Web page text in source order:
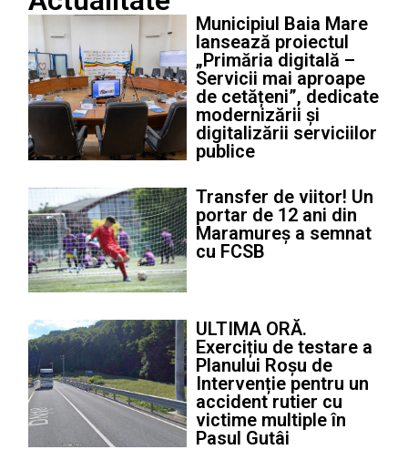
Municipiul Baia Mare
lansează proiectul
„Primăria digitală –
Servicii mai aproape
de cetățeni”, dedicate
modernizării și
digitalizării serviciilor
publice
Transfer de viitor! Un
portar de 12 ani din
Maramureș a semnat
cu FCSB
ULTIMA ORĂ.
Exercițiu de testare a
Planului Roșu de
Intervenție pentru un
accident rutier cu
victime multiple în
Pasul Gutâi